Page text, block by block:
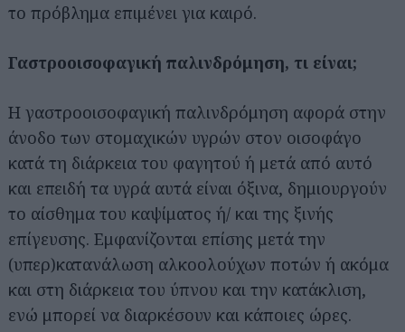
το πρόβλημα επιμένει για καιρό.
Γαστροοισοφαγική παλινδρόμηση, τι είναι;
Η γαστροοισοφαγική παλινδρόμηση αφορά στην
άνοδο των στομαχικών υγρών στον οισοφάγο
κατά τη διάρκεια του φαγητού ή μετά από αυτό
και επειδή τα υγρά αυτά είναι όξινα, δημιουργούν
το αίσθημα του καψίματος ή/ και της ξινής
επίγευσης. Εμφανίζονται επίσης μετά την
(υπερ)κατανάλωση αλκοολούχων ποτών ή ακόμα
και στη διάρκεια του ύπνου και την κατάκλιση,
ενώ μπορεί να διαρκέσουν και κάποιες ώρες.